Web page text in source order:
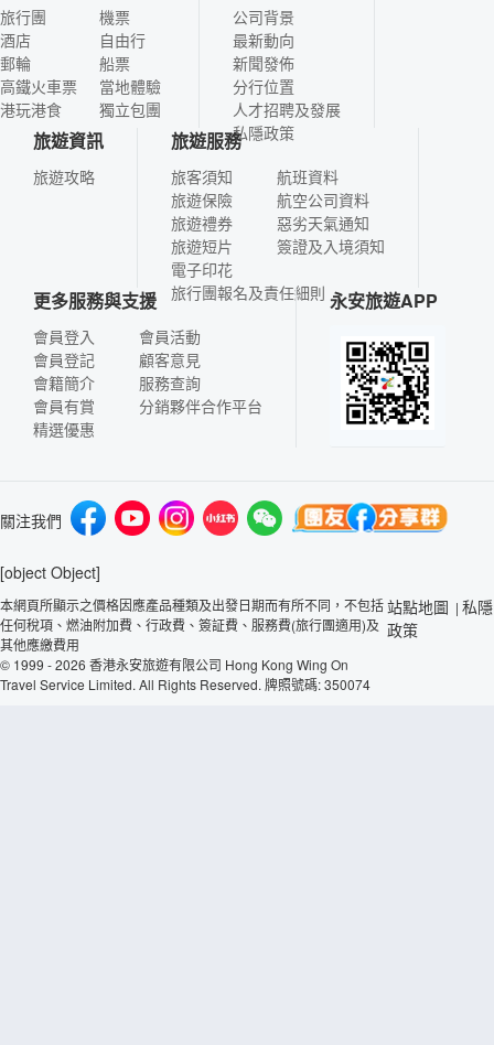
旅行團
酒店
郵輪
高鐵火車票
港玩港食
機票
自由行
船票
當地體驗
獨立包團
公司背景
最新動向
新聞發佈
分行位置
人才招聘及發展
私隱政策
旅遊資訊
旅遊攻略
旅遊服務
旅客須知
旅遊保險
旅遊禮券
旅遊短片
電子印花
航班資料
航空公司資料
惡劣天氣通知
簽證及入境須知
旅行團報名及責任細則
更多服務與支援
會員登入
會員登記
會籍簡介
會員有賞
精選優惠
會員活動
顧客意見
服務查詢
分銷夥伴合作平台
永安旅遊APP
關注我們
[object Object]
本網頁所顯示之價格因應產品種類及出發日期而有所不同，不包括
任何稅項、燃油附加費、行政費、簽証費、服務費(旅行團適用)及
其他應繳費用
© 1999 - 2026 香港永安旅遊有限公司 Hong Kong Wing On
Travel Service Limited. All Rights Reserved. 牌照號碼: 350074
站點地圖 | 私隱
政策